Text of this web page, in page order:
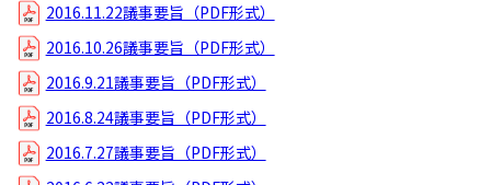
2016.11.22議事要旨（PDF形式）
2016.10.26議事要旨（PDF形式）
2016.9.21議事要旨（PDF形式）
2016.8.24議事要旨（PDF形式）
2016.7.27議事要旨（PDF形式）